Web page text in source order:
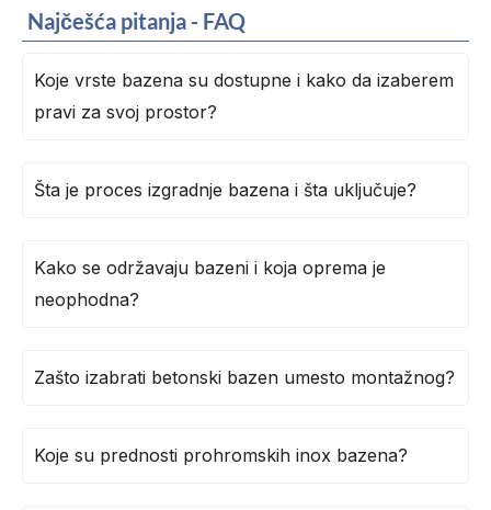
Najčešća pitanja - FAQ
Koje vrste bazena su dostupne i kako da izaberem
pravi za svoj prostor?
Šta je proces izgradnje bazena i šta uključuje?
Kako se održavaju bazeni i koja oprema je
neophodna?
Zašto izabrati betonski bazen umesto montažnog?
Koje su prednosti prohromskih inox bazena?